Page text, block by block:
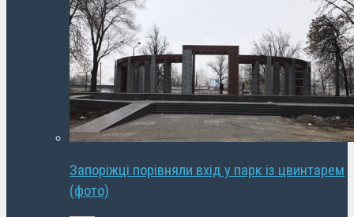
Запоріжці порівняли вхід у парк із цвинтарем
(фото)